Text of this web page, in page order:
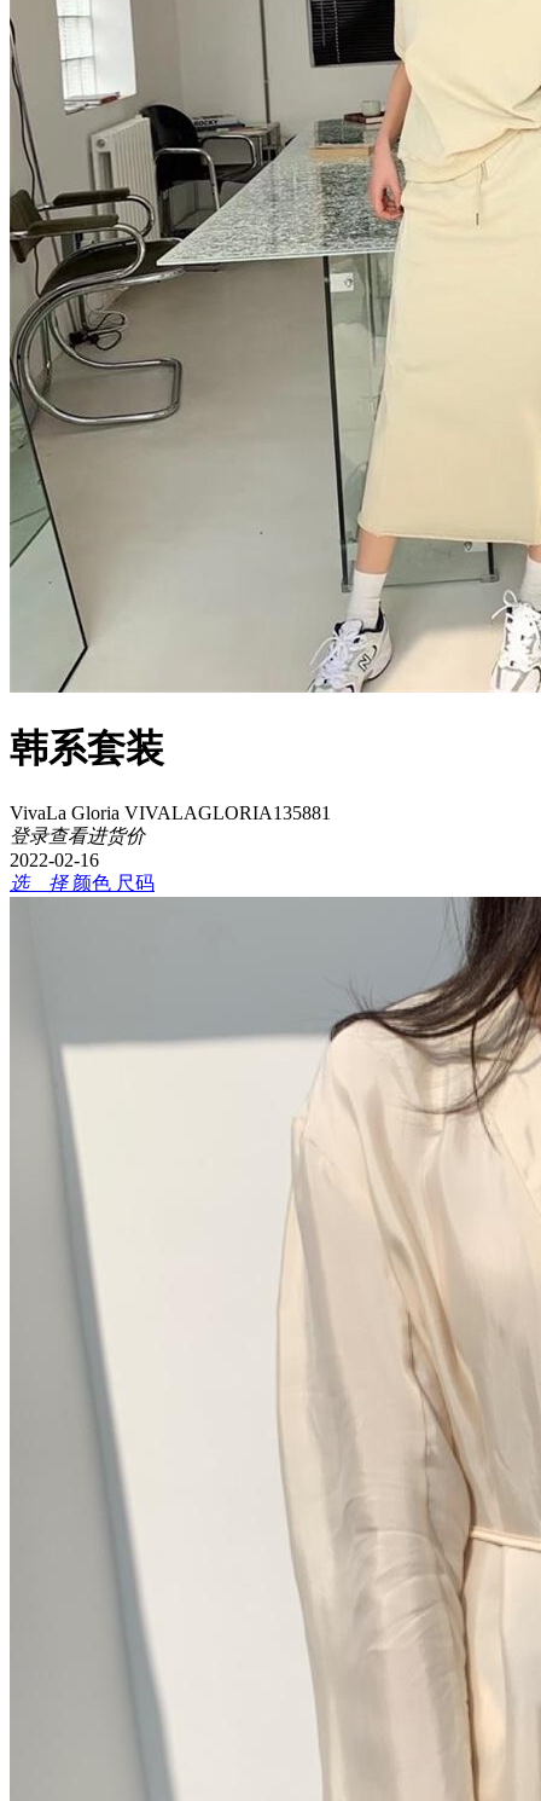
韩系套装
VivaLa Gloria VIVALAGLORIA135881
登录查看进货价
2022-02-16
选 择 颜色 尺码